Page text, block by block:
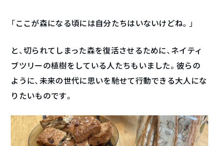
「ここが森になる頃には自分たちはいないけどね。」
と、切られてしまった森を復活させるために、ネイティ
ブツリーの植樹をしている人たちもいました。彼らの
ように、未来の世代に思いを馳せて行動できる大人にな
りたいものです。